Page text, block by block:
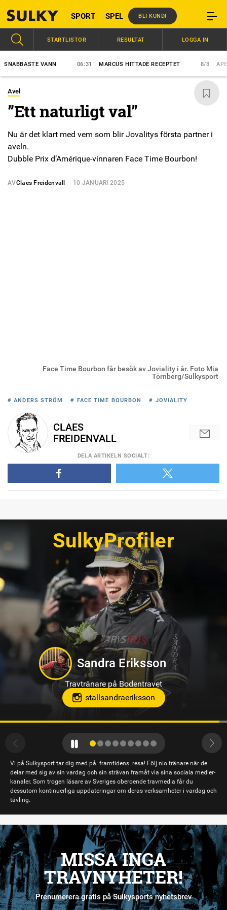
SPORT SPEL BLI KUND!
VANN 06:31 MARCUS HITTADE RECEPTET APEX
STARTLISTOR RESULTAT LOGGA IN
Avel
”Ett naturligt val”
Nu är det klart med vem som blir Jovalitys första partner i
aveln.
Dubble Prix d’Amérique-vinnaren Face Time Bourbon!
AVClaes Freidenvall 10 JANUARI 2025
Face Time Bourbon får besök av Joviality i år. Foto Mia
Törnberg/Sulkysport
# ANDERS STRÖM # FACE TIME BOURBON # JOVIALITY
CLAES
FREIDENVALL
DELA ARTIKELN SOCIALT:
SulkyProfiler
Markus B Svedberg
Travtränare på Sundbyholmstravet i Eskilstuna
Vi på Sulkysport tar dig med på framtidens resa! Följ nio tränare när de
delar med sig av sin vardag och sin strävan framåt via sina sociala medier-
kanaler. Som trogen läsare av Sveriges oberoende travmedia får du
dessutom kontinuerliga uppdateringar om deras verksamheter i vardag och
tävling.
MISSA INGA
TRAVNYHETER!
Prenumerera gratis på Sulkysports nyhetsbrev